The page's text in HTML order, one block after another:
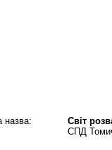
назва:
Світ
СПД